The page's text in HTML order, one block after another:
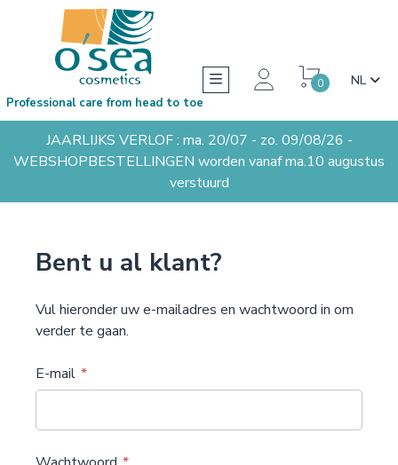
0 NL
Professional care from head to toe
JAARLIJKS VERLOF : ma. 20/07 - zo. 09/08/26 -
WEBSHOPBESTELLINGEN worden vanaf ma.10 augustus
verstuurd
Bent u al klant?
Vul hieronder uw e-mailadres en wachtwoord in om
verder te gaan.
E-mail